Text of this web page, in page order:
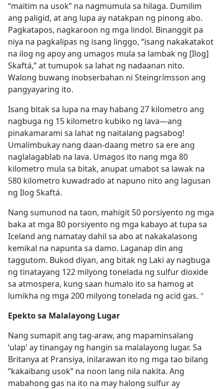
“maitim na usok” na nagmumula sa hilaga. Dumilim
ang paligid, at ang lupa ay natakpan ng pinong abo.
Pagkatapos, nagkaroon ng mga lindol. Binanggit pa
niya na pagkalipas ng isang linggo, “isang nakakatakot
na ilog ng apoy ang umagos mula sa lambak ng [Ilog]
Skaftá,” at tumupok sa lahat ng nadaanan nito.
Walong buwang inobserbahan ni Steingrímsson ang
pangyayaring ito.
Isang bitak sa lupa na may habang 27 kilometro ang
nagbuga ng 15 kilometro kubiko ng lava​—ang
pinakamarami sa lahat ng naitalang pagsabog!
Umalimbukay nang daan-daang metro sa ere ang
naglalagablab na lava. Umagos ito nang mga 80
kilometro mula sa bitak, anupat umabot sa lawak na
580 kilometro kuwadrado at napuno nito ang lagusan
ng Ilog Skaftá.
Nang sumunod na taon, mahigit 50 porsiyento ng mga
baka at mga 80 porsiyento ng mga kabayo at tupa sa
Iceland ang namatay dahil sa abo at nakakalasong
kemikal na napunta sa damo. Laganap din ang
taggutom. Bukod diyan, ang bitak ng Laki ay nagbuga
ng tinatayang 122 milyong tonelada ng sulfur dioxide
sa atmospera, kung saan humalo ito sa hamog at
lumikha ng mga 200 milyong tonelada ng acid gas. *
Epekto sa Malalayong Lugar
Nang sumapit ang tag-araw, ang mapaminsalang
‘ulap’ ay tinangay ng hangin sa malalayong lugar. Sa
Britanya at Pransiya, inilarawan ito ng mga tao bilang
“kakaibang usok” na noon lang nila nakita. Ang
mabahong gas na ito na may halong sulfur ay